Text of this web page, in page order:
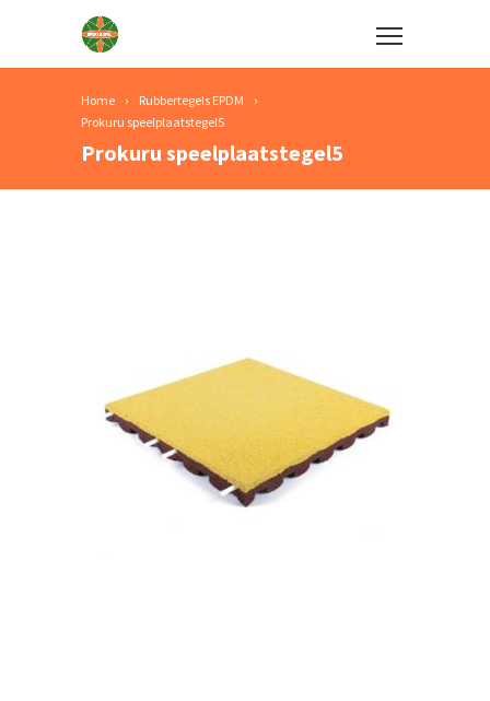
Home
Rubbertegels EPDM
Prokuru speelplaatstegel5
Prokuru speelplaatstegel5